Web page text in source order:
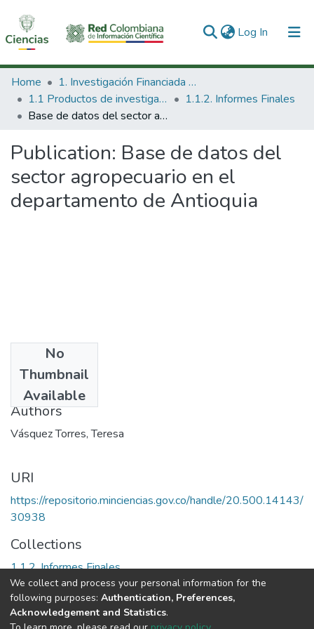
Log In (current)
Communities & Collections
All of DSpace
Home
1. Investigación Financiada con Recursos Públicos
1.1 Productos de investigación
1.1.2. Informes Finales
Base de datos del sector agropecuario en el departamento de Antioquia
Publication: Base de datos del
sector agropecuario en el
departamento de Antioquia
No
Thumbnail
Available
1985
Authors
Vásquez Torres, Teresa
URI
https://repositorio.minciencias.gov.co/handle/20.500.14143/
30938
Collections
1.1.2. Informes Finales
Full item page
We collect and process your personal information for the
following purposes: Authentication, Preferences,
Acknowledgement and Statistics.